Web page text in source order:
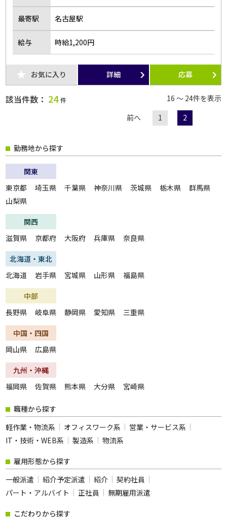
最寄駅 名古屋駅
給与 時給1,200円
お気に入り 詳細 応募
該当件数： 24 件
16 ～ 24件を表示
前へ
1 2
勤務地から探す
関東
東京都
埼玉県 千葉県 神奈川県 茨城県 栃木県
群馬県
山梨県
関西
滋賀県
京都府 大阪府 兵庫県 奈良県
北海道・東北
北海道
岩手県 宮城県 山形県 福島県
中部
長野県
岐阜県 静岡県 愛知県 三重県
中国・四国
岡山県
広島県
九州・沖縄
福岡県
佐賀県 熊本県 大分県 宮崎県
職種から探す
軽作業・物流系
オフィスワーク系
営業・サービス系
IT・技術・WEB系
製造系 物流系
雇用形態から探す
一般派遣
紹介予定派遣 紹介
契約社員
パート・アルバイト
正社員 無期雇用派遣
こだわりから探す